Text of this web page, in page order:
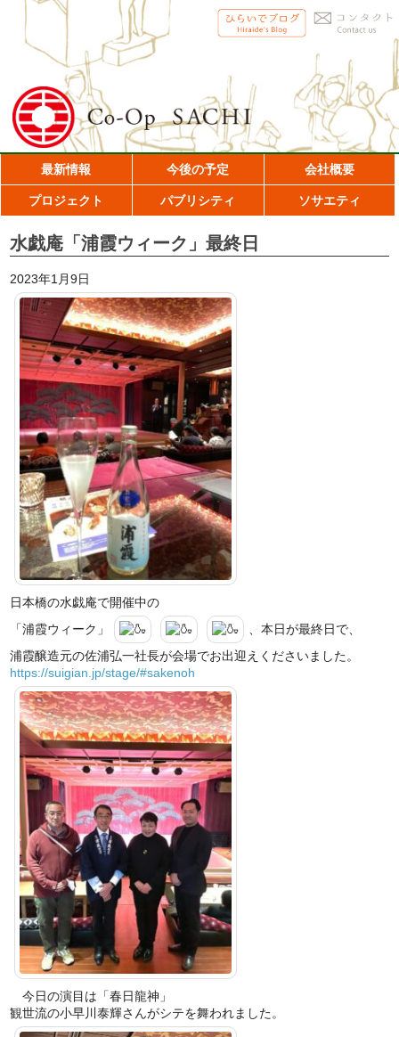
最新情報 今後の予定 会社概要
プロジェクト パブリシティ ソサエティ
水戯庵「浦霞ウィーク」最終日
2023年1月9日
日本橋の水戯庵で開催中の
「浦霞ウィーク」
、本日が最終日で、
浦霞醸造元の佐浦弘一社長が会場でお出迎えくださいました。
https://suigian.jp/stage/#sakenoh
今日の演目は「春日龍神」
観世流の小早川泰輝さんがシテを舞われました。